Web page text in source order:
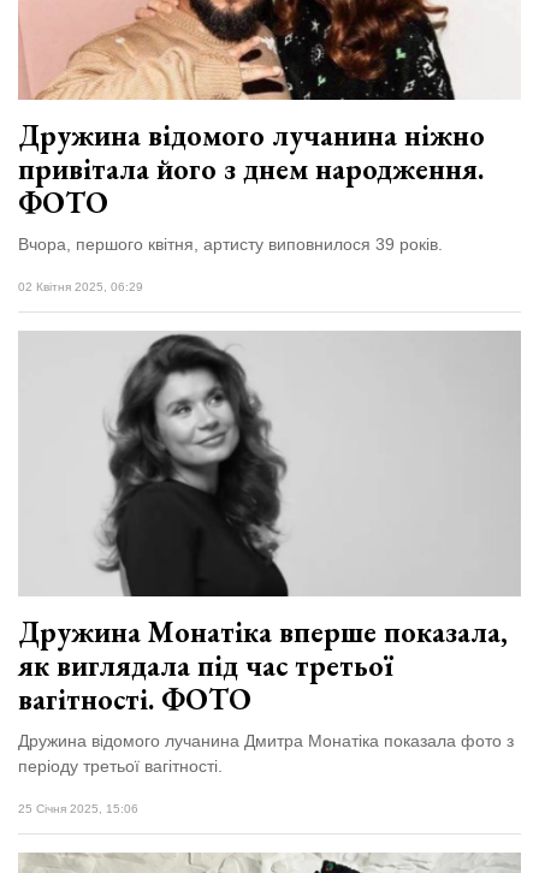
залишив у
Луцьку
три...
27 Липня 2026
722 переглядів
Персона
Лайф
Афіша
ZONE 18+
Політика конфіденційності
Дружина відомого лучанина ніжно
привітала його з днем народження.
ФОТО
Вчора, першого квітня, артисту виповнилося 39 років.
02 Квітня 2025, 06:29
Дружина Монатіка вперше показала,
як виглядала під час третьої
вагітності. ФОТО
Дружина відомого лучанина Дмитра Монатіка показала фото з
періоду третьої вагітності.
25 Січня 2025, 15:06